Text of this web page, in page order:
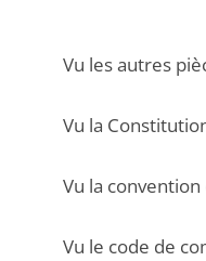
Vu les autres
Vu la
Vu la
Vu le code de